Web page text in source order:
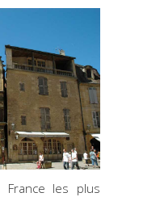
France les plus